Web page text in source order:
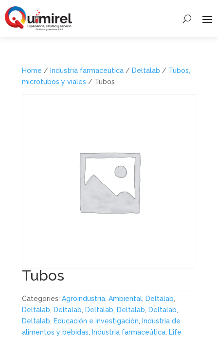
Home / Industria farmaceútica/ Deltalab / Tubos,
microtubos y viales / Tubos
Tubos
Categories: Agroindustria, Ambiental, Deltalab,
Deltalab, Deltalab, Deltalab, Deltalab, Deltalab,
Deltalab, Educación e investigación, Industria de
alimentos y bebidas, Industria farmaceútica, Life